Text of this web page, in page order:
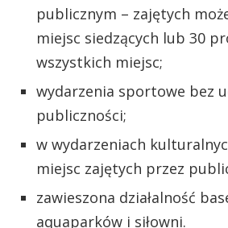
publicznym – zajętych
miejsc siedzących lub 30
wszystkich miejsc;
wydarzenia sportowe bez
publiczności;
w wydarzeniach
miejsc zajętych przez
zawieszona działalność
aquaparków i siłowni.